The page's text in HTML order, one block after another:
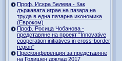
Проф. Искра Белева - Как
държавата играе на пазара на
труда в една пазарна икономика
(Евроком)
Проф. Росица Чобанова -
представяне на проект "Innovative
cooperation initiatives in cross-border
region"
Пресконференция за представяне
на Годишен доклад 2017